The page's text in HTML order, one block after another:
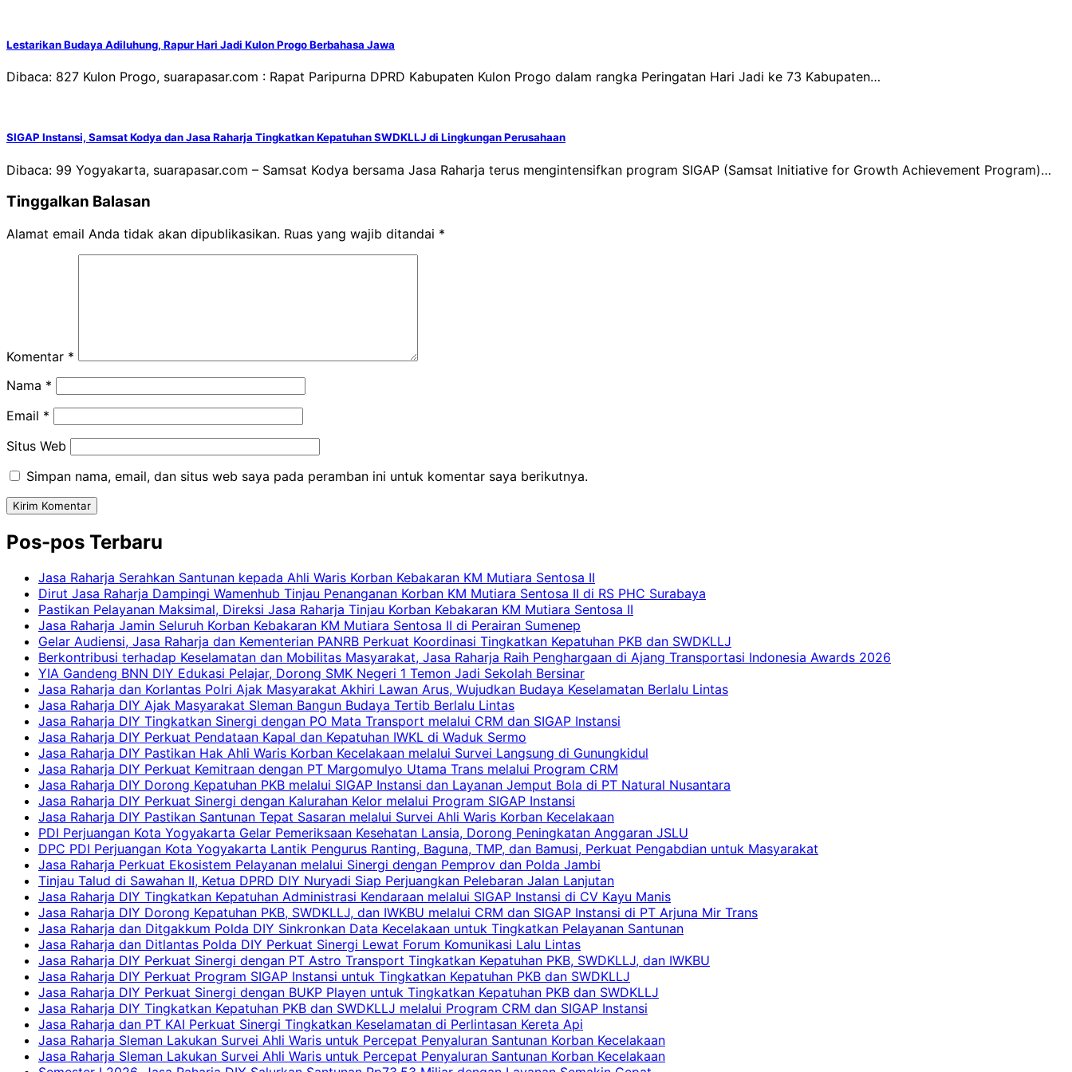
Lestarikan Budaya Adiluhung, Rapur Hari Jadi Kulon Progo Berbahasa Jawa
Dibaca: 827 Kulon Progo, suarapasar.com : Rapat Paripurna DPRD Kabupaten Kulon Progo dalam rangka Peringatan Hari Jadi ke 73 Kabupaten…
SIGAP Instansi, Samsat Kodya dan Jasa Raharja Tingkatkan Kepatuhan SWDKLLJ di Lingkungan Perusahaan
Dibaca: 99 Yogyakarta, suarapasar.com – Samsat Kodya bersama Jasa Raharja terus mengintensifkan program SIGAP (Samsat Initiative for Growth Achievement Program)…
Tinggalkan Balasan
Alamat email Anda tidak akan dipublikasikan. Ruas yang wajib ditandai *
Komentar *
Nama *
Email *
Situs Web
Simpan nama, email, dan situs web saya pada peramban ini untuk komentar saya berikutnya.
Pos-pos Terbaru
Jasa Raharja Serahkan Santunan kepada Ahli Waris Korban Kebakaran KM Mutiara Sentosa II
Dirut Jasa Raharja Dampingi Wamenhub Tinjau Penanganan Korban KM Mutiara Sentosa II di RS PHC Surabaya
Pastikan Pelayanan Maksimal, Direksi Jasa Raharja Tinjau Korban Kebakaran KM Mutiara Sentosa II
Jasa Raharja Jamin Seluruh Korban Kebakaran KM Mutiara Sentosa II di Perairan Sumenep
Gelar Audiensi, Jasa Raharja dan Kementerian PANRB Perkuat Koordinasi Tingkatkan Kepatuhan PKB dan SWDKLLJ
Berkontribusi terhadap Keselamatan dan Mobilitas Masyarakat, Jasa Raharja Raih Penghargaan di Ajang Transportasi Indonesia Awards 2026
YIA Gandeng BNN DIY Edukasi Pelajar, Dorong SMK Negeri 1 Temon Jadi Sekolah Bersinar
Jasa Raharja dan Korlantas Polri Ajak Masyarakat Akhiri Lawan Arus, Wujudkan Budaya Keselamatan Berlalu Lintas
Jasa Raharja DIY Ajak Masyarakat Sleman Bangun Budaya Tertib Berlalu Lintas
Jasa Raharja DIY Tingkatkan Sinergi dengan PO Mata Transport melalui CRM dan SIGAP Instansi
Jasa Raharja DIY Perkuat Pendataan Kapal dan Kepatuhan IWKL di Waduk Sermo
Jasa Raharja DIY Pastikan Hak Ahli Waris Korban Kecelakaan melalui Survei Langsung di Gunungkidul
Jasa Raharja DIY Perkuat Kemitraan dengan PT Margomulyo Utama Trans melalui Program CRM
Jasa Raharja DIY Dorong Kepatuhan PKB melalui SIGAP Instansi dan Layanan Jemput Bola di PT Natural Nusantara
Jasa Raharja DIY Perkuat Sinergi dengan Kalurahan Kelor melalui Program SIGAP Instansi
Jasa Raharja DIY Pastikan Santunan Tepat Sasaran melalui Survei Ahli Waris Korban Kecelakaan
PDI Perjuangan Kota Yogyakarta Gelar Pemeriksaan Kesehatan Lansia, Dorong Peningkatan Anggaran JSLU
DPC PDI Perjuangan Kota Yogyakarta Lantik Pengurus Ranting, Baguna, TMP, dan Bamusi, Perkuat Pengabdian untuk Masyarakat
Jasa Raharja Perkuat Ekosistem Pelayanan melalui Sinergi dengan Pemprov dan Polda Jambi
Tinjau Talud di Sawahan II, Ketua DPRD DIY Nuryadi Siap Perjuangkan Pelebaran Jalan Lanjutan
Jasa Raharja DIY Tingkatkan Kepatuhan Administrasi Kendaraan melalui SIGAP Instansi di CV Kayu Manis
Jasa Raharja DIY Dorong Kepatuhan PKB, SWDKLLJ, dan IWKBU melalui CRM dan SIGAP Instansi di PT Arjuna Mir Trans
Jasa Raharja dan Ditgakkum Polda DIY Sinkronkan Data Kecelakaan untuk Tingkatkan Pelayanan Santunan
Jasa Raharja dan Ditlantas Polda DIY Perkuat Sinergi Lewat Forum Komunikasi Lalu Lintas
Jasa Raharja DIY Perkuat Sinergi dengan PT Astro Transport Tingkatkan Kepatuhan PKB, SWDKLLJ, dan IWKBU
Jasa Raharja DIY Perkuat Program SIGAP Instansi untuk Tingkatkan Kepatuhan PKB dan SWDKLLJ
Jasa Raharja DIY Perkuat Sinergi dengan BUKP Playen untuk Tingkatkan Kepatuhan PKB dan SWDKLLJ
Jasa Raharja DIY Tingkatkan Kepatuhan PKB dan SWDKLLJ melalui Program CRM dan SIGAP Instansi
Jasa Raharja dan PT KAI Perkuat Sinergi Tingkatkan Keselamatan di Perlintasan Kereta Api
Jasa Raharja Sleman Lakukan Survei Ahli Waris untuk Percepat Penyaluran Santunan Korban Kecelakaan
Jasa Raharja Sleman Lakukan Survei Ahli Waris untuk Percepat Penyaluran Santunan Korban Kecelakaan